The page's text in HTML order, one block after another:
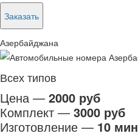
Заказать
Азербайджана
Всех типов
Цена — 2000 руб
Комплект — 3000 руб
Изготовление — 10 мин